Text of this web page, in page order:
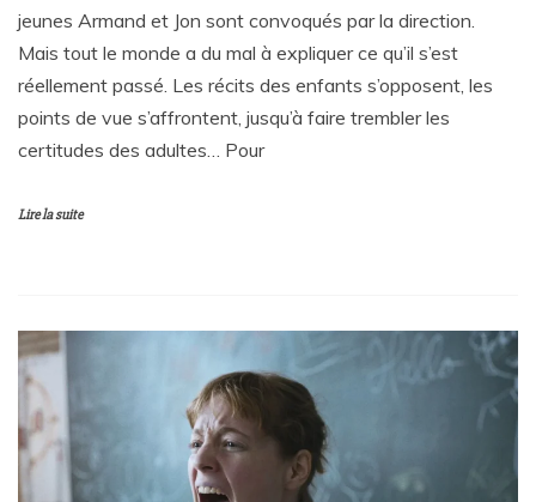
jeunes Armand et Jon sont convoqués par la direction.
Mais tout le monde a du mal à expliquer ce qu’il s’est
réellement passé. Les récits des enfants s’opposent, les
points de vue s’affrontent, jusqu’à faire trembler les
certitudes des adultes… Pour
Lire la suite